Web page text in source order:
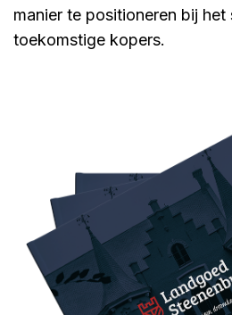
manier te positioneren bij het
toekomstige kopers.